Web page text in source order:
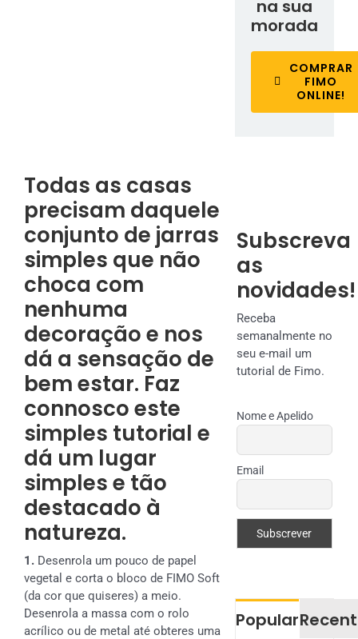
Todas as casas
precisam daquele
conjunto de jarras
simples que não
choca com
nenhuma
decoração e nos
dá a sensação de
bem estar. Faz
connosco este
simples tutorial e
dá um lugar
simples e tão
destacado à
natureza.
1. Desenrola um pouco de papel
vegetal e corta o bloco de FIMO Soft
(da cor que quiseres) a meio.
Desenrola a massa com o rolo
acrílico ou de metal até obteres uma
na sua
morada
COMPRAR
FIMO
ONLINE!
Subscreva
as
novidades!
Receba
semanalmente no
seu e-mail um
tutorial de Fimo.
Nome e Apelido
Email
Popular